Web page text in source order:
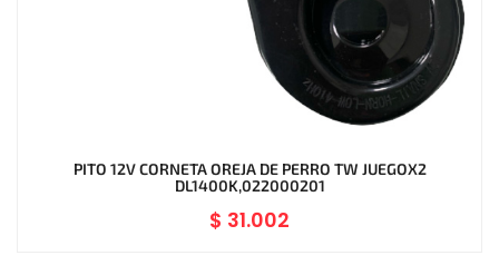
PITO 12V CORNETA OREJA DE PERRO TW JUEGOX2
DL1400K,022000201
$ 31.002